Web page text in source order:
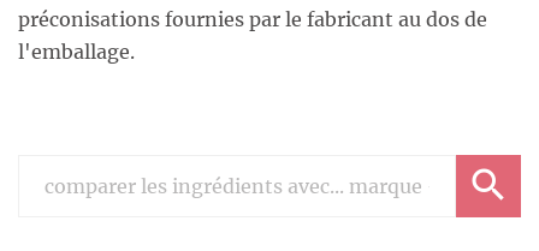
préconisations fournies par le fabricant au dos de
l'emballage.